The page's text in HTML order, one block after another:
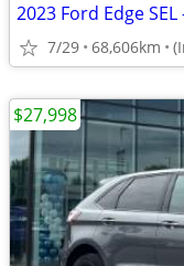
7/29 68,606km
$27,998